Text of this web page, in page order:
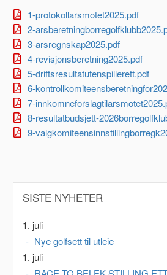
1-protokollarsmotet2025.pdf
2-
3-arsregnskap2025.pdf
4-revisjonsberetning2025.pdf
5-driftsresultatutenspillerett.pdf
6-
7-
8-resultatbudsjett-
9-
SISTE NYHETER
1. juli
Nye golfsett til utleie
1. juli